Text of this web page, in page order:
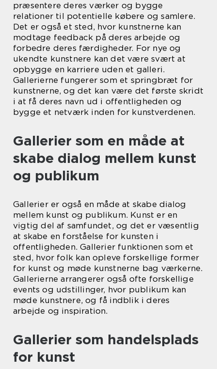
præsentere deres værker og bygge
relationer til potentielle købere og samlere.
Det er også et sted, hvor kunstnerne kan
modtage feedback på deres arbejde og
forbedre deres færdigheder. For nye og
ukendte kunstnere kan det være svært at
opbygge en karriere uden et galleri.
Gallerierne fungerer som et springbræt for
kunstnerne, og det kan være det første skridt
i at få deres navn ud i offentligheden og
bygge et netværk inden for kunstverdenen.
Gallerier som en måde at
skabe dialog mellem kunst
og publikum
Gallerier er også en måde at skabe dialog
mellem kunst og publikum. Kunst er en
vigtig del af samfundet, og det er væsentlig
at skabe en forståelse for kunsten i
offentligheden. Gallerier funktionen som et
sted, hvor folk kan opleve forskellige former
for kunst og møde kunstnerne bag værkerne.
Gallerierne arrangerer også ofte forskellige
events og udstillinger, hvor publikum kan
møde kunstnere, og få indblik i deres
arbejde og inspiration.
Gallerier som handelsplads
for kunst